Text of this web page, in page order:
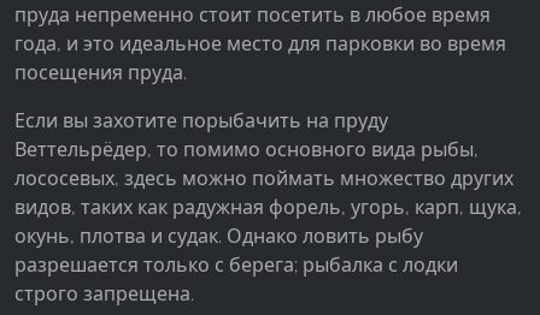
пруда непременно стоит посетить в любое время
года, и это идеальное место для парковки во время
посещения пруда.
Если вы захотите порыбачить на пруду
Веттельрёдер, то помимо основного вида рыбы,
лососевых, здесь можно поймать множество других
видов, таких как радужная форель, угорь, карп, щука,
окунь, плотва и судак. Однако ловить рыбу
разрешается только с берега; рыбалка с лодки
строго запрещена.